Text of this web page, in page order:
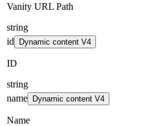
Vanity URL Path
string
id
Dynamic content V4
ID
string
name
Dynamic content V4
Name